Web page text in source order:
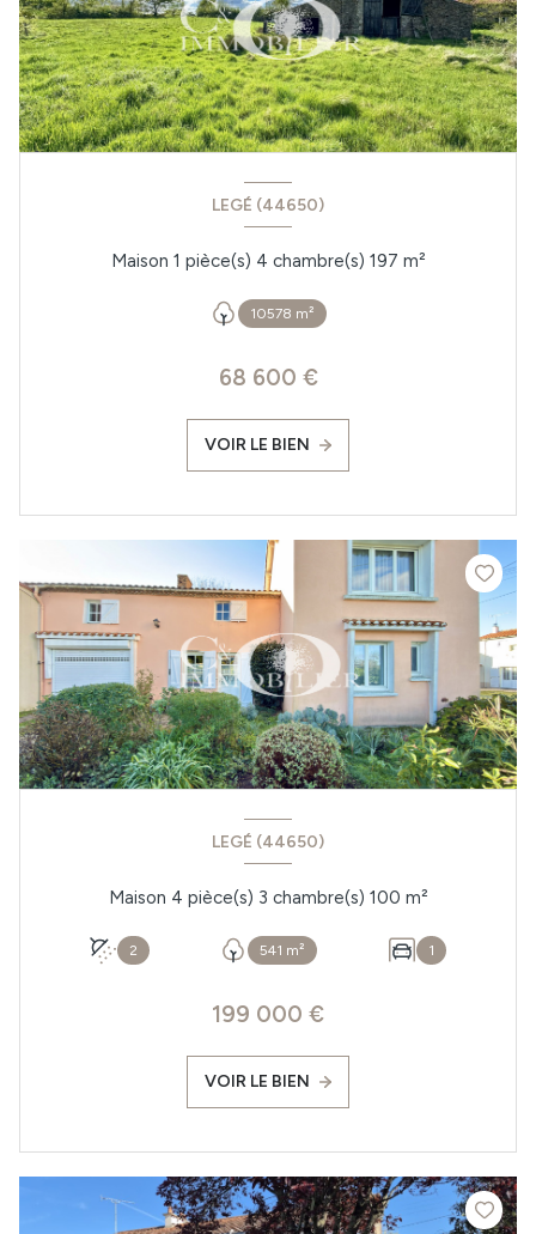
LEGÉ (44650)
Maison 1 pièce(s) 4 chambre(s) 197 m²
10578 m²
68 600 €
VOIR LE BIEN
LEGÉ (44650)
Maison 4 pièce(s) 3 chambre(s) 100 m²
2 541 m² 1
199 000 €
VOIR LE BIEN